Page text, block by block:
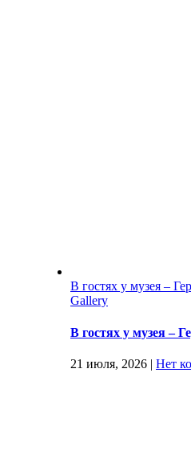
В гостях у музея –
Gallery
В гостях у музея –
21 июля, 2026 | Нет